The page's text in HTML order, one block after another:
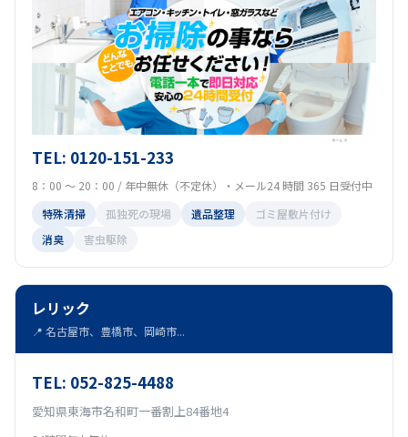
TEL: 0120-151-233
8：00 ～ 20：00 / 年中無休（不定休）・メール24 時間 365 日受付中
特殊清掃
孤独死の現場 遺品整理
ゴミ屋敷片付け
消臭
害虫駆除
レリック
📍 名古屋市、豊橋市、岡崎市...
TEL: 052-825-4488
愛知県東海市名和町一番割上84番地4